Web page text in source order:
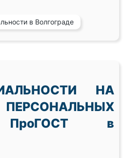
в Волгограде
НА
в